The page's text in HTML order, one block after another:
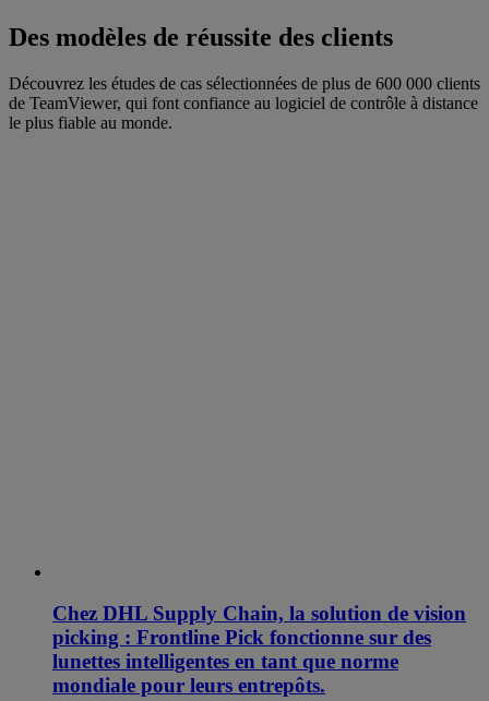
Des modèles de réussite des clients
Découvrez les études de cas sélectionnées de plus de 600 000 clients
de TeamViewer, qui font confiance au logiciel de contrôle à distance
le plus fiable au monde.
Chez DHL Supply Chain, la solution de vision
picking : Frontline Pick fonctionne sur des
lunettes intelligentes en tant que norme
mondiale pour leurs entrepôts.